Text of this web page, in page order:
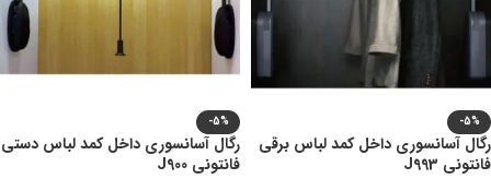
-5%
رگال آسانسوری داخل کمد لباس برقی
فانتونی J993
-5%
رگال آسانسوری داخل کمد لباس دستی
فانتونی J900